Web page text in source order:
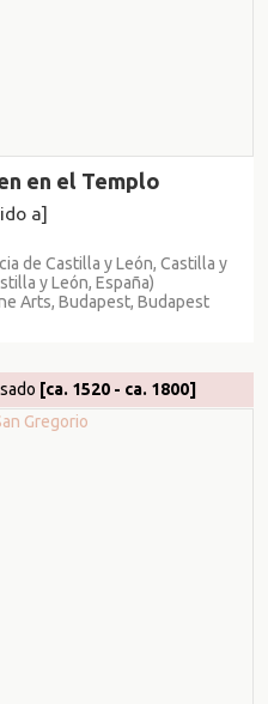
en el Templo
a]
de Castilla y León, Castilla y
y León, España)
Arts, Budapest, Budapest
[ca. 1520 - ca. 1800]